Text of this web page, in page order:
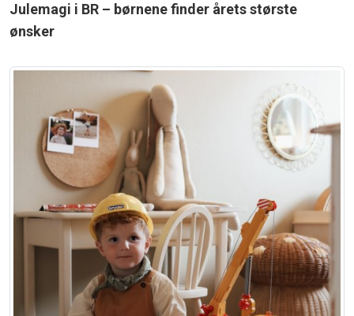
Julemagi i BR – børnene finder årets største
ønsker